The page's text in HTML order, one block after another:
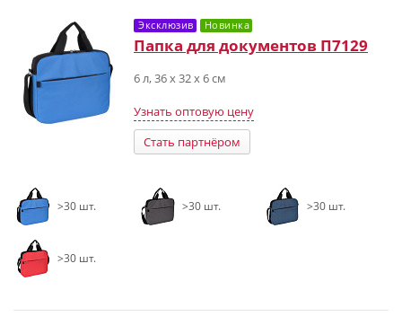
Эксклюзив Новинка
Папка для документов П7129
6 л, 36 х 32 х 6 см
Узнать оптовую цену
Стать партнёром
>30 шт. >30 шт. >30 шт.
>30 шт.